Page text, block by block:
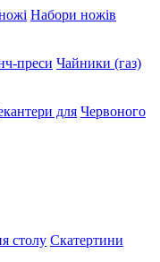
Набори ножів
преси Чайники (газ)
для Червоного
столу Скатертини